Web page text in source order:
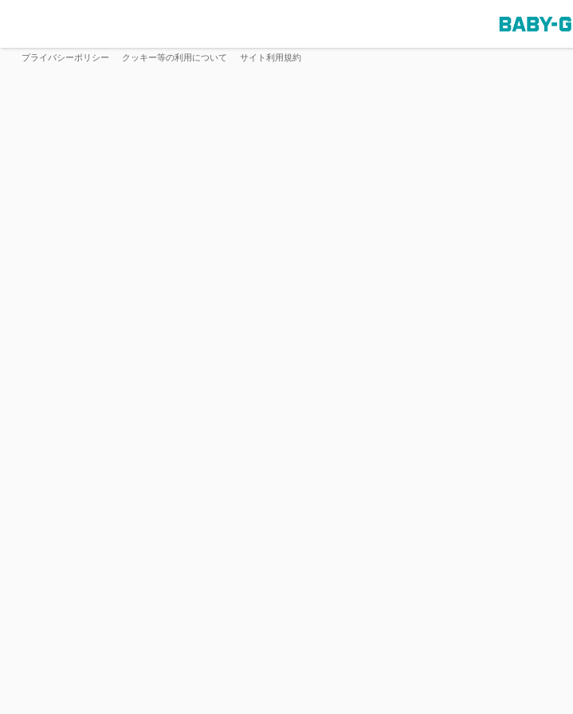
プライバシーポリシー クッキー等の利用について サイト利用規約